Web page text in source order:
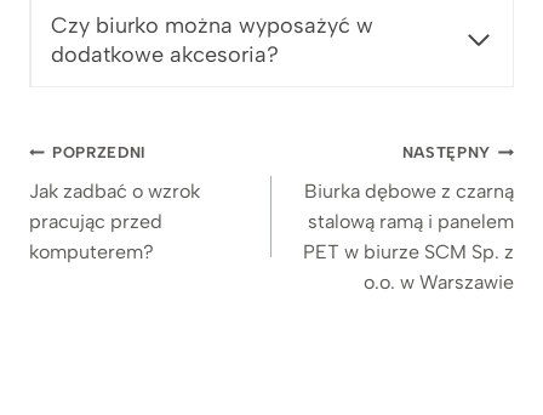
Czy biurko można wyposażyć w
dodatkowe akcesoria?
Nawigacja
wpisu
POPRZEDNI
Jak zadbać o wzrok
pracując przed
komputerem?
NASTĘPNY
Biurka dębowe z czarną
stalową ramą i panelem
PET w biurze SCM Sp. z
o.o. w Warszawie